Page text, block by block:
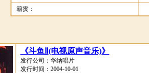
籍贯：
《斗鱼Ⅱ(电视原声音乐)》
发行公司：华纳唱片
发行时间：2004-10-01